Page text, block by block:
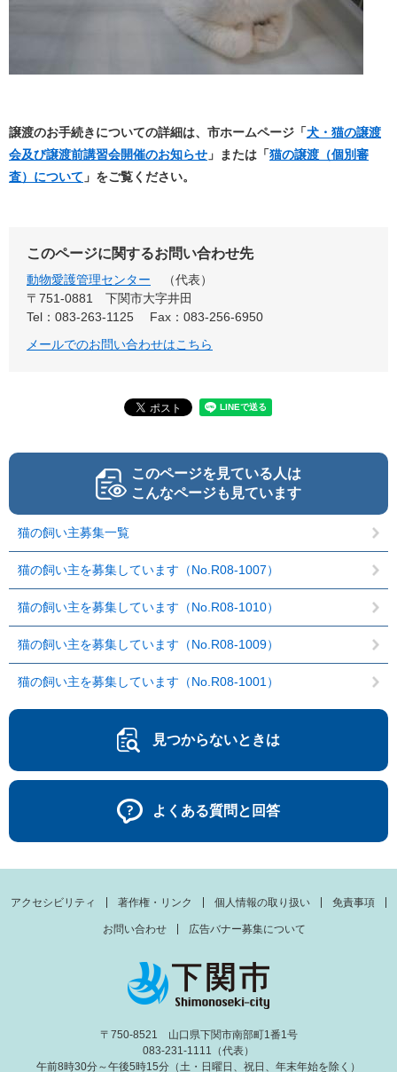
譲渡のお手続きについての詳細は、市ホームページ「犬・猫の譲渡
会及び譲渡前講習会開催のお知らせ 」または「猫の譲渡（個別審
査）について 」をご覧ください。
このページに関するお問い合わせ先
動物愛護管理センター
代表
〒751-0881
下関市大字井田
Tel：083-263-1125
Fax：083-256-6950
メールでのお問い合わせはこちら
このページを見ている人は
こんなページも見ています
猫の飼い主募集一覧
猫の飼い主を募集しています（No.R08-1007）
猫の飼い主を募集しています（No.R08-1010）
猫の飼い主を募集しています（No.R08-1009）
猫の飼い主を募集しています（No.R08-1001）
見つからないときは
よくある質問と回答
アクセシビリティ 著作権・リンク 個人情報の取り扱い 免責事項
お問い合わせ 広告バナー募集について
〒750-8521 山口県下関市南部町1番1号
083-231-1111（代表）
午前8時30分～午後5時15分（土・日曜日、祝日、年末年始を除く）